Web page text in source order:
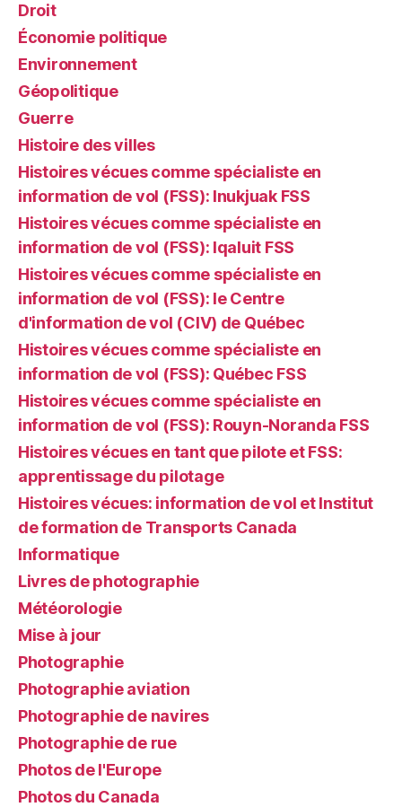
Droit
Économie politique
Environnement
Géopolitique
Guerre
Histoire des villes
Histoires vécues comme spécialiste en
information de vol (FSS): Inukjuak FSS
Histoires vécues comme spécialiste en
information de vol (FSS): Iqaluit FSS
Histoires vécues comme spécialiste en
information de vol (FSS): le Centre
d'information de vol (CIV) de Québec
Histoires vécues comme spécialiste en
information de vol (FSS): Québec FSS
Histoires vécues comme spécialiste en
information de vol (FSS): Rouyn-Noranda FSS
Histoires vécues en tant que pilote et FSS:
apprentissage du pilotage
Histoires vécues: information de vol et Institut
de formation de Transports Canada
Informatique
Livres de photographie
Météorologie
Mise à jour
Photographie
Photographie aviation
Photographie de navires
Photographie de rue
Photos de l'Europe
Photos du Canada